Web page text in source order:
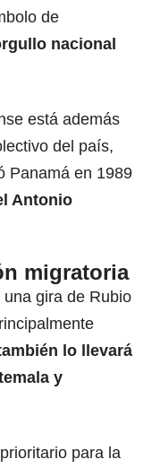
de
nacional
está además
del país,
Panamá en 1989
Antonio
migratoria
gira de Rubio
lo llevará
y
para la